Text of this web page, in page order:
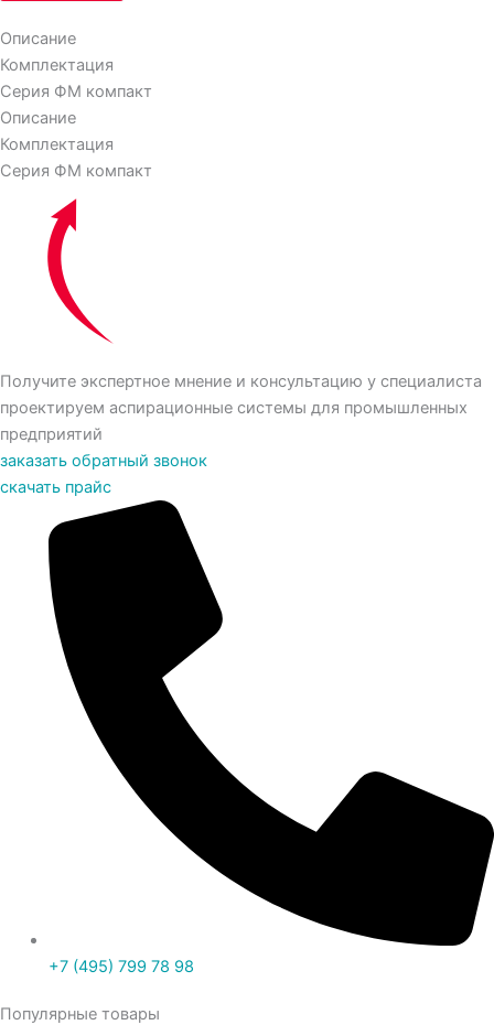
Описание
Комплектация
Серия ФМ компакт
Описание
Комплектация
Серия ФМ компакт
Получите экспертное мнение и консультацию у специалиста
проектируем аспирационные системы для промышленных
предприятий
заказать обратный звонок
скачать прайс
+7 (495) 799 78 98
Популярные товары